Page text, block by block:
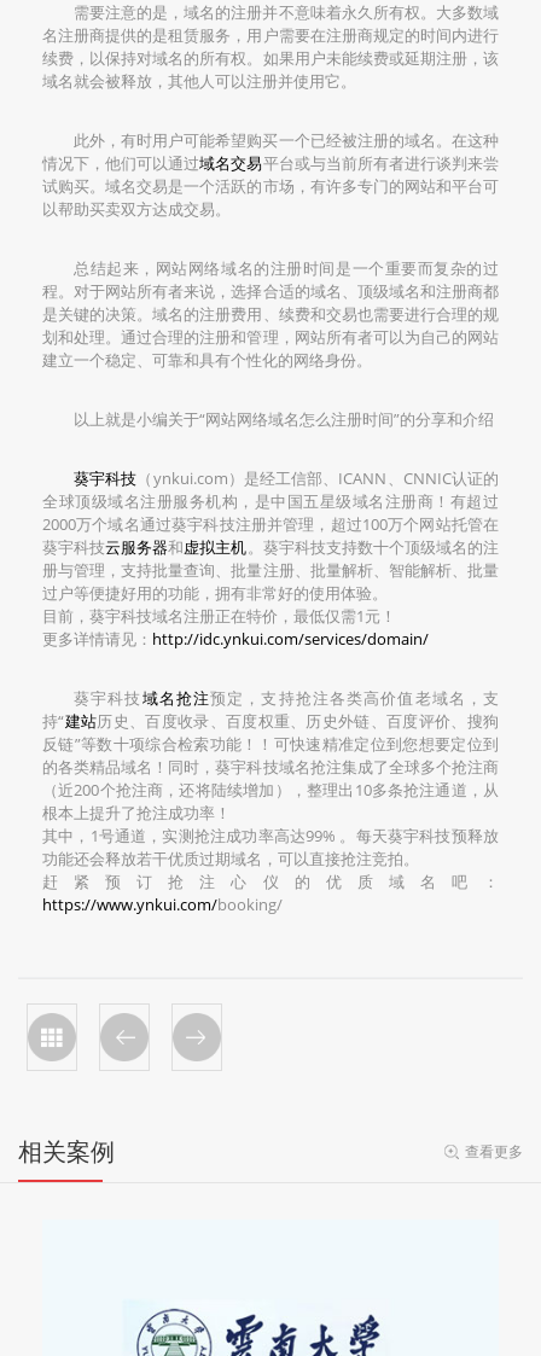
需要注意的是，域名的注册并不意味着永久所有权。大多数域
名注册商提供的是租赁服务，用户需要在注册商规定的时间内进行
续费，以保持对域名的所有权。如果用户未能续费或延期注册，该
域名就会被释放，其他人可以注册并使用它。
此外，有时用户可能希望购买一个已经被注册的域名。在这种
情况下，他们可以通过域名交易平台或与当前所有者进行谈判来尝
试购买。域名交易是一个活跃的市场，有许多专门的网站和平台可
以帮助买卖双方达成交易。
总结起来，网站网络域名的注册时间是一个重要而复杂的过
程。对于网站所有者来说，选择合适的域名、顶级域名和注册商都
是关键的决策。域名的注册费用、续费和交易也需要进行合理的规
划和处理。通过合理的注册和管理，网站所有者可以为自己的网站
建立一个稳定、可靠和具有个性化的网络身份。
以上就是小编关于“网站网络域名怎么注册时间”的分享和介绍
葵宇科技 （ynkui.com）是经工信部、ICANN、CNNIC认证的
全球顶级域名注册服务机构，是中国五星级域名注册商！有超过
2000万个域名通过葵宇科技注册并管理，超过100万个网站托管在
葵宇科技云服务器和虚拟主机。葵宇科技支持数十个顶级域名的注
册与管理，支持批量查询、批量注册、批量解析、智能解析、批量
过户等便捷好用的功能，拥有非常好的使用体验。
目前，葵宇科技域名注册正在特价，最低仅需1元！
更多详情请见： http://idc.ynkui.com/services/domain/
葵宇科技域名抢注预定，支持抢注各类高价值老域名，支
持“建站历史、百度收录、百度权重、历史外链、百度评价、搜狗
反链”等数十项综合检索功能！！可快速精准定位到您想要定位到
的各类精品域名！同时，葵宇科技域名抢注集成了全球多个抢注商
（近200个抢注商，还将陆续增加），整理出10多条抢注通道，从
根本上提升了抢注成功率！
其中，1号通道，实测抢注成功率高达99% 。每天葵宇科技预释放
功能还会释放若干优质过期域名，可以直接抢注竞拍。
赶紧预订抢注心仪的优质域名吧：
https://www.ynkui.com/booking/
相关案例 查看更多